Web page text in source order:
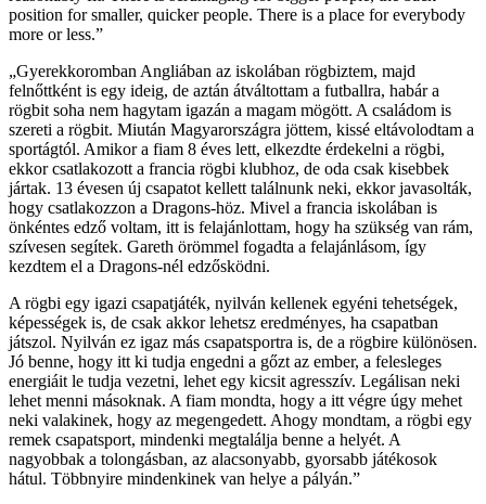
position for smaller, quicker people. There is a place for everybody
more or less.”
„Gyerekkoromban Angliában az iskolában rögbiztem, majd
felnőttként is egy ideig, de aztán átváltottam a futballra, habár a
rögbit soha nem hagytam igazán a magam mögött. A családom is
szereti a rögbit. Miután Magyarországra jöttem, kissé eltávolodtam a
sportágtól. Amikor a fiam 8 éves lett, elkezdte érdekelni a rögbi,
ekkor csatlakozott a francia rögbi klubhoz, de oda csak kisebbek
jártak. 13 évesen új csapatot kellett találnunk neki, ekkor javasolták,
hogy csatlakozzon a Dragons-höz. Mivel a francia iskolában is
önkéntes edző voltam, itt is felajánlottam, hogy ha szükség van rám,
szívesen segítek. Gareth örömmel fogadta a felajánlásom, így
kezdtem el a Dragons-nél edzősködni.
A rögbi egy igazi csapatjáték, nyilván kellenek egyéni tehetségek,
képességek is, de csak akkor lehetsz eredményes, ha csapatban
játszol. Nyilván ez igaz más csapatsportra is, de a rögbire különösen.
Jó benne, hogy itt ki tudja engedni a gőzt az ember, a felesleges
energiáit le tudja vezetni, lehet egy kicsit agresszív. Legálisan neki
lehet menni másoknak. A fiam mondta, hogy a itt végre úgy mehet
neki valakinek, hogy az megengedett. Ahogy mondtam, a rögbi egy
remek csapatsport, mindenki megtalálja benne a helyét. A
nagyobbak a tolongásban, az alacsonyabb, gyorsabb játékosok
hátul. Többnyire mindenkinek van helye a pályán.”